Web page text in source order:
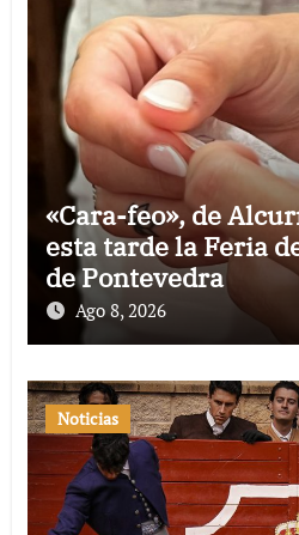
«Cara-feo», de
esta tarde la Feria
de Pontevedra
Ago 8, 2026
Noticias